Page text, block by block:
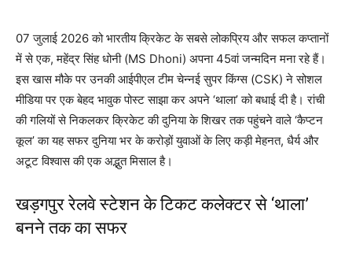
07 जुलाई 2026 को भारतीय क्रिकेट के सबसे लोकप्रिय और सफल कप्तानों
में से एक, महेंद्र सिंह धोनी (MS Dhoni) अपना 45वां जन्मदिन मना रहे हैं।
इस खास मौके पर उनकी आईपीएल टीम चेन्नई सुपर किंग्स (CSK) ने सोशल
मीडिया पर एक बेहद भावुक पोस्ट साझा कर अपने ‘थाला’ को बधाई दी है। रांची
की गलियों से निकलकर क्रिकेट की दुनिया के शिखर तक पहुंचने वाले ‘कैप्टन
कूल’ का यह सफर दुनिया भर के करोड़ों युवाओं के लिए कड़ी मेहनत, धैर्य और
अटूट विश्वास की एक अद्भुत मिसाल है।
खड़गपुर रेलवे स्टेशन के टिकट कलेक्टर से ‘थाला’
बनने तक का सफर